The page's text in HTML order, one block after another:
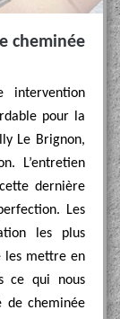
cheminée
intervention
pour la
Le Brignon,
L’entretien
dernière
Les
les plus
les mettre en
ce qui nous
de cheminée